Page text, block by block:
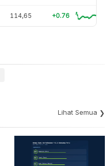
114,65 +0.76
Lihat Semua